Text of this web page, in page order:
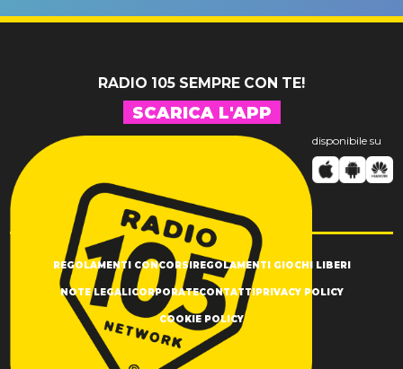
RADIO 105 SEMPRE CON TE!
SCARICA L'APP
disponibile su
REGOLAMENTI CONCORSI REGOLAMENTI GIOCHI LIBERI
NOTE LEGALI CORPORATECONTATTI PRIVACY POLICY
COOKIE POLICY